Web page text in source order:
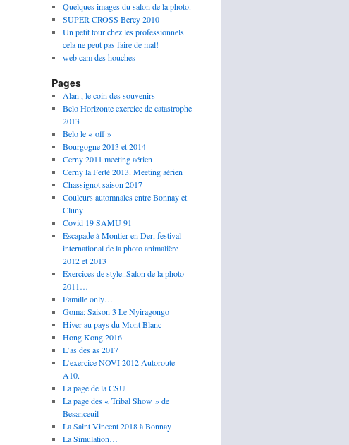
Quelques images du salon de la photo.
SUPER CROSS Bercy 2010
Un petit tour chez les professionnels
cela ne peut pas faire de mal!
web cam des houches
Pages
Alan , le coin des souvenirs
Belo Horizonte exercice de catastrophe
2013
Belo le « off »
Bourgogne 2013 et 2014
Cerny 2011 meeting aérien
Cerny la Ferté 2013. Meeting aérien
Chassignot saison 2017
Couleurs automnales entre Bonnay et
Cluny
Covid 19 SAMU 91
Escapade à Montier en Der, festival
international de la photo animalière
2012 et 2013
Exercices de style..Salon de la photo
2011…
Famille only…
Goma: Saison 3 Le Nyiragongo
Hiver au pays du Mont Blanc
Hong Kong 2016
L’as des as 2017
L’exercice NOVI 2012 Autoroute
A10.
La page de la CSU
La page des « Tribal Show » de
Besanceuil
La Saint Vincent 2018 à Bonnay
La Simulation…